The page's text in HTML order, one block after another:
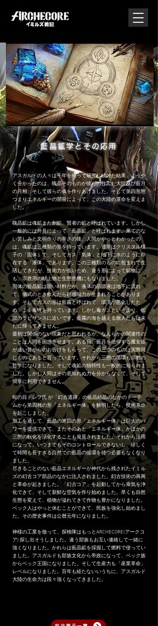
藍晶鉱学とその応用
アスガルドの人々は千年を経って研究し続けた結果、ようや
く分かったのは、魄晶そのものが彼らの住んだ大陸及び藍月
の月相、そして彼らの魂を作りあげました。そして第四形態
つまりエネルギーの開発によって、この大陸の運命を変えま
した。
魄晶鉱は魂鉱また創鉱、賢者の鉱と呼ばれています。しかし
一般的には外見によって「藍晶鉱」と呼ばれます。果てのな
い苦しみと文明作りの辛さの後、人間がやっとわかったの
は、魂鉱は三種類の形を持っています。通常はクリスタル様
子の「固体」で、そしてガス「気体」と地下に水のように存
在する「液体」であります。この三種類のものに包まれて生
活してきたが、技術力が低いため、違う形によって鉱物に
も、宗教用の献上物と生態危機にもなりました。
固体の藍晶鉱は固い材料だが、液体の晶源液は地下に流れ
て、儀式のとき飲んだら超感知力が生まれることがありま
す。そしてガスの形は藍霧と呼ばれて、環境が悪化したた
め、よく毒性を持っています。しかし毒ガスというより、伝
説のラビリンスに近いです。藍霧の海を越える旅人たちは未
だに帰ってきません。
最初は関係のない現象だと思われるが、なんらかの関連性の
ことは人間を困惑させます。ある日、藍月を信仰する魔女団
が遠い昔からのお告げをもらって、この三つのものは実際同
じものであると言っています。それから三態の循環も宗教の
哲学になりました。そして魂鉱の独特性も一般的に知られま
した。しかし人間はその底知れぬ力を分からなくて、そして
簡単に利用できません。
蛇の目ドレフ氏 が「幻古遺跡」の藍晶結晶のなかのトーテ
ムから第四種の形「エネルギー体」を解明したら、技術革命
を起こしました。
加工を通して、藍晶の第四の形「エネルギー体」は巨大のパ
ワーを提供できて、またそのあと「エネルギー体」がほかの
三態の転化を活化することも発見されました。それから活用
になって、いつまでもそのコントロールできないし、珍しく
て時間も長すぎる自然での藍晶の循環を待つ必要もなくなり
ました。
尽きることのない藍晶エネルギーが神代から残されたイミル
ズの幻古コア部品のなかに注入されました。幻古技術の再興
と革命が起きました。「幻古コア」を起動してから瘴気を浄
化できて、そして新鮮な空気を作り始めました。早くも自然
生態を変えて、植物が溢れてきて作物も豊かになりました。
ベック人はやっと休むことができて、民族を強化し始めまし
た。その歴史事件は公暦元年になりました。
神様の工業を倣って、探検隊はもっとARCHECORE(アークコ
ア) 探し出そうしました。違う部族もお互い連絡して一緒に
強くなりました。かれらは藍晶鉱を採掘して燃料で使ってい
ました。アスガルドも部族文化から帝政になって、ベック族
からベック王国になりました。そして生産力も「産業革命」
レベルになりました。百年も経たないいうちに、アスガルド
大陸の生命力は段々強くなってきました。